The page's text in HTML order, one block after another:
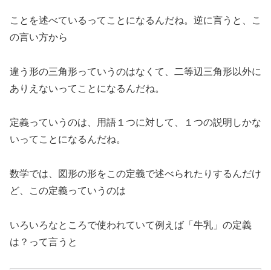
ことを述べているってことになるんだね。逆に言うと、こ
の言い方から
違う形の三角形っていうのはなくて、二等辺三角形以外に
ありえないってことになるんだね。
定義っていうのは、用語１つに対して、１つの説明しかな
いってことになるんだね。
数学では、図形の形をこの定義で述べられたりするんだけ
ど、この定義っていうのは
いろいろなところで使われていて例えば「牛乳」の定義
は？って言うと